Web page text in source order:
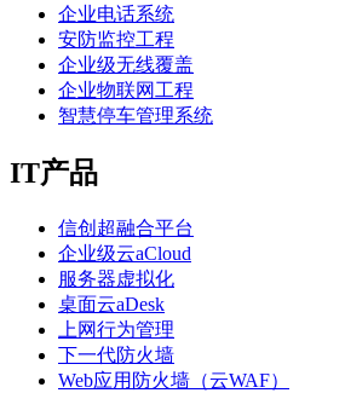
企业电话系统
安防监控工程
企业级无线覆盖
企业物联网工程
智慧停车管理系统
IT产品
信创超融合平台
企业级云aCloud
服务器虚拟化
桌面云aDesk
上网行为管理
下一代防火墙
Web应用防火墙（云WAF）